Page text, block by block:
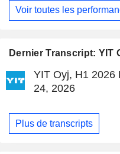
Dernier Transcript: YIT
YIT Oyj, H1 2026
24, 2026
Plus de transcripts
Voir toutes les